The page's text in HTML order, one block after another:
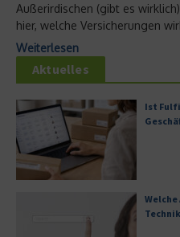
Außerirdischen (gibt es
hier, welche Versicherungen
Weiterlesen
Aktuelles
Ist
Welche